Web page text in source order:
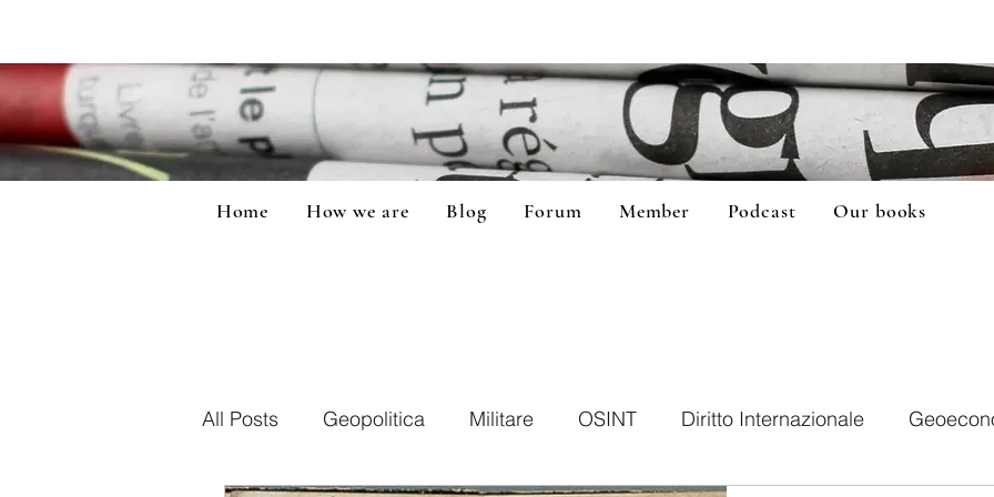
Home How we are Blog Forum Member Podcast Our books
All Posts Geopolitica Militare OSINT Diritto Internazionale